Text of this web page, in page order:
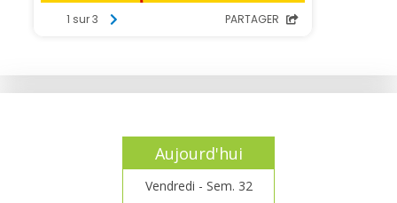
Aujourd'hui
Vendredi - Sem. 32